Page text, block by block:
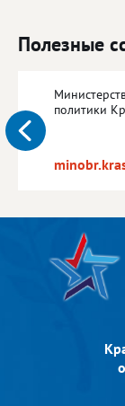
Полезные
политики